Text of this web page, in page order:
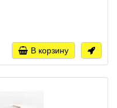
В корзину